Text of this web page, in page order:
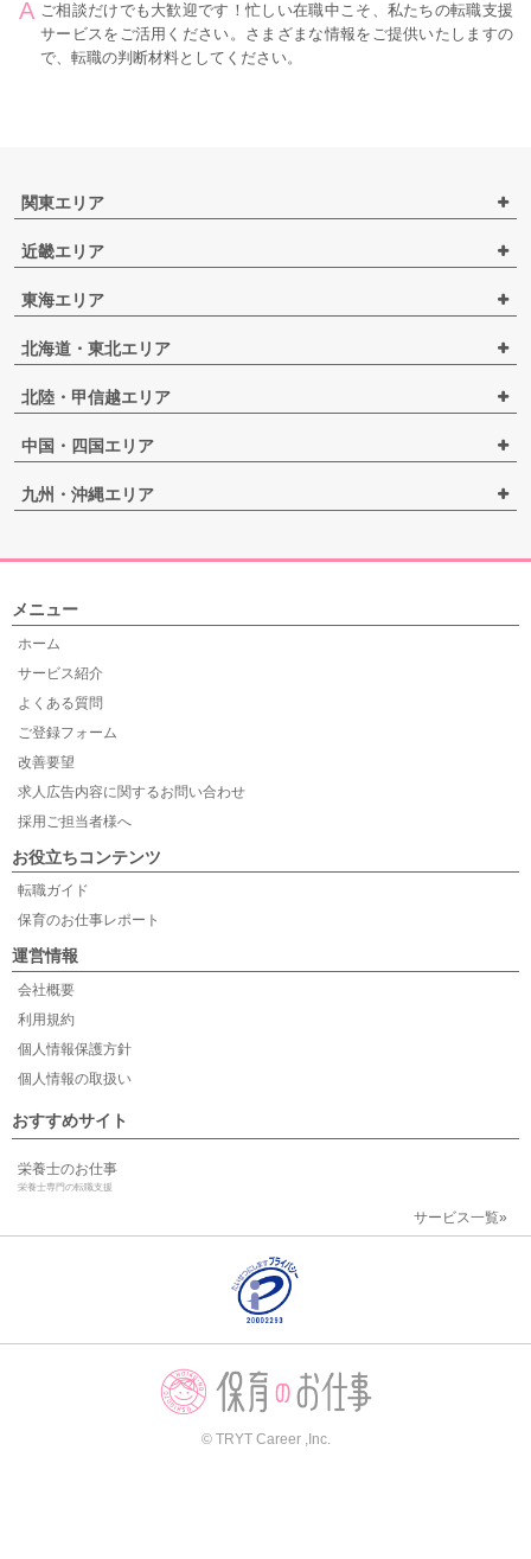
ご相談だけでも大歓迎です！忙しい在職中こそ、私たちの転職支援
サービスをご活用ください。さまざまな情報をご提供いたしますの
で、転職の判断材料としてください。
関東エリア
近畿エリア
東海エリア
北海道・東北エリア
北陸・甲信越エリア
中国・四国エリア
九州・沖縄エリア
メニュー
ホーム
サービス紹介
よくある質問
ご登録フォーム
改善要望
求人広告内容に関するお問い合わせ
採用ご担当者様へ
お役立ちコンテンツ
転職ガイド
保育のお仕事レポート
運営情報
会社概要
利用規約
個人情報保護方針
個人情報の取扱い
おすすめサイト
栄養士のお仕事
栄養士専門の転職支援
サービス一覧»
© TRYT Career ,Inc.